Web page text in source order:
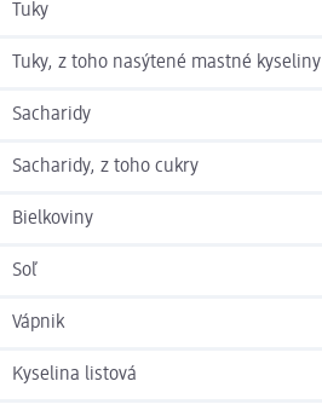
Tuky
Tuky, z toho nasýtené mastné kyseliny
Sacharidy
Sacharidy, z toho cukry
Bielkoviny
Soľ
Vápnik
Kyselina listová